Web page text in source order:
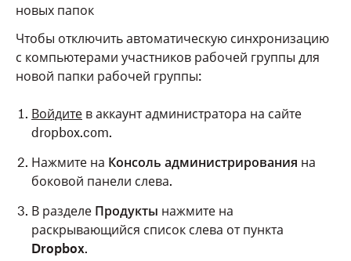
новых папок
Чтобы отключить автоматическую синхронизацию
с компьютерами участников рабочей группы для
новой папки рабочей группы:
Войдите в аккаунт администратора на сайте
dropbox.com.
Нажмите на Консоль администрирования на
боковой панели слева.
В разделе Продукты нажмите на
раскрывающийся список слева от пункта
Dropbox.